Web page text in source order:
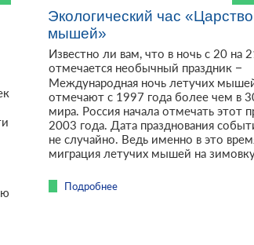
Экологический час
мышей»
Известно ли вам, что в ночь с 20 на
отмечается необычный праздник –
Международная ночь летучих
отмечают с 1997 года более чем в
мира. Россия начала отмечать этот
2003 года. Дата празднования
не случайно. Ведь именно в это
миграция летучих мышей на
Подробнее